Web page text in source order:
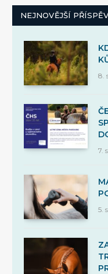
NEJNOVĚJŠÍ
8.
7.
5.